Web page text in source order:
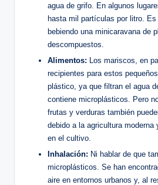
agua de grifo. En algunos
hasta mil partículas por litro.
bebiendo una minicaravana de
descompuestos.
Alimentos: Los mariscos, en
recipientes para estos
plástico, ya que filtran el agua
contiene microplásticos. Pero
frutas y verduras también
debido a la agricultura
en el cultivo.
Inhalación: Ni hablar de que
microplásticos. Se han
aire en entornos urbanos y, al